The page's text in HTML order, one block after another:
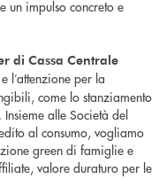
un impulso concreto e
di Cassa Centrale
l’attenzione per la
come lo stanziamento
alle Società del
al consumo, vogliamo
green di famiglie e
valore duraturo per le